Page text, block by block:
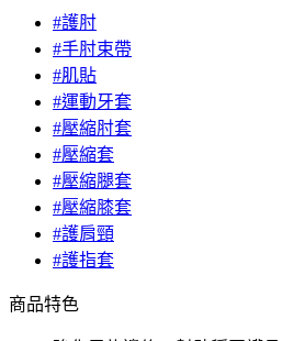
#護肘
#手肘束帶
#肌貼
#運動牙套
#壓縮肘套
#壓縮套
#壓縮腿套
#壓縮膝套
#護肩頸
#護指套
商品特色